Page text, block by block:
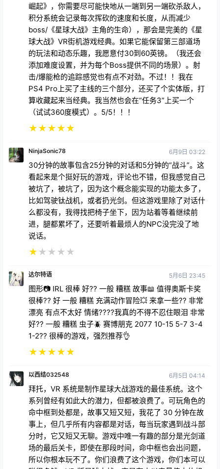
崛起》，你需要尽可能快地从一端到另一端砍杀敌人，
积分系统会记录每次挥砍的速度和长度，从而减少
boss/《星球大战》主角的生命），那会是完美的《星
球大战》VR街机游戏经典。如果它能保留第三部道场
的玩法和动态乐趣，我愿意付30到60英镑。（我还会
添加难度设置，并为每个Boss提供不同的场景）。射
击/爆能枪的追踪感觉也有点不对劲。不过！！我在
PS4 Pro上买了主线的三个部分，还买了个实体版，打
算收藏起来当经典。我当然也会在“任务3”上买一个
（试试360度模式）。5/5！！！
★★★★★
NinjaSonic78 6月9日 03:22
30分钟的故事包含25分钟的对话和5分钟的“战斗”。这
看起来是个挺好玩的游戏，评论也不错，但我感觉自己
被坑了，被坑了，因为这个概念能实现的功能太多了，
比如驾驶钛战机，或者扔光剑。但这游戏里除了对话什
么都没有，我得找把椅子坐下，因为站着等着继续前
进，腿都累坏了，还要听着最烦人的NPC没完没了地
说话。
★★ ★ ★ ★
达尔特语 5月6日 23:45
图形📷 IRL 很棒 好?? 一般 糟糕 故事📖 值得奥斯卡奖
很棒?? 好 一般 糟糕 充满动作冒险💥 来拿一些?? 非常
漂亮 有点不太好 情绪????我真的不得不忍住眼泪 非常
好?? 一般 糟糕 虫子🪲 赛博朋克 2077 10-15 5-7 3-4
1-2?? 很棒的游戏，强烈推荐👌
★★★★★
以西结032548 6月5日 04:14
拜托，VR 系统是制作星球大战游戏的最佳系统。这个
系列曾经有如此大的潜力，但都被浪费了。可玩角色的
命中框到处都是，故事又短又短，我花了 30 分钟在故
事上，但几乎所有内容都是对话，每当玩家遇到战斗部
分时，它又短又无聊。游戏中唯一有趣的部分是光剑道
场的最后关卡，即使在那段时间，命中框也会出问题，
所以你根本玩不了。你们浪费了这个游戏，你们本可以